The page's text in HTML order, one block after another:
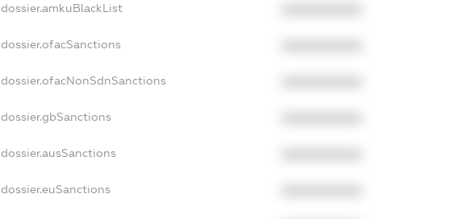
dossier.amkuBlackList
dossier.ofacSanctions
dossier.ofacNonSdnSanctions
dossier.gbSanctions
dossier.ausSanctions
dossier.euSanctions